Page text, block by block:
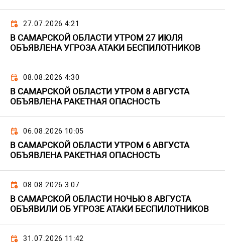
27.07.2026 4:21
В САМАРСКОЙ ОБЛАСТИ УТРОМ 27 ИЮЛЯ
ОБЪЯВЛЕНА УГРОЗА АТАКИ БЕСПИЛОТНИКОВ
08.08.2026 4:30
В САМАРСКОЙ ОБЛАСТИ УТРОМ 8 АВГУСТА
ОБЪЯВЛЕНА РАКЕТНАЯ ОПАСНОСТЬ
06.08.2026 10:05
В САМАРСКОЙ ОБЛАСТИ УТРОМ 6 АВГУСТА
ОБЪЯВЛЕНА РАКЕТНАЯ ОПАСНОСТЬ
08.08.2026 3:07
В САМАРСКОЙ ОБЛАСТИ НОЧЬЮ 8 АВГУСТА
ОБЪЯВИЛИ ОБ УГРОЗЕ АТАКИ БЕСПИЛОТНИКОВ
31.07.2026 11:42